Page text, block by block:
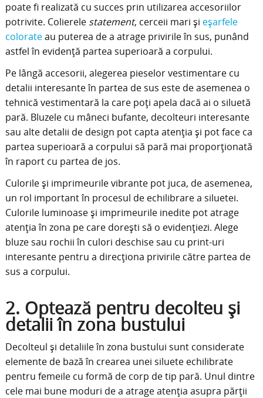
poate fi realizată cu succes prin utilizarea accesoriilor
potrivite. Colierele statement, cerceii mari și eșarfele
colorateau puterea de a atrage privirile în sus, punând
astfel în evidență partea superioară a corpului.
Pe lângă accesorii, alegerea pieselor vestimentare cu
detalii interesante în partea de sus este de asemenea o
tehnică vestimentară la care poți apela dacă ai o siluetă
pară. Bluzele cu mâneci bufante, decolteuri interesante
sau alte detalii de design pot capta atenția și pot face ca
partea superioară a corpului să pară mai proporționată
în raport cu partea de jos.
Culorile și imprimeurile vibrante pot juca, de asemenea,
un rol important în procesul de echilibrare a siluetei.
Culorile luminoase și imprimeurile inedite pot atrage
atenția în zona pe care dorești să o evidențiezi. Alege
bluze sau rochii în culori deschise sau cu print-uri
interesante pentru a direcționa privirile către partea de
sus a corpului.
2. Optează pentru decolteu și
detalii în zona bustului
Decolteul și detaliile în zona bustului sunt considerate
elemente de bază în crearea unei siluete echilibrate
pentru femeile cu formă de corp de tip pară. Unul dintre
cele mai bune moduri de a atrage atenția asupra părții